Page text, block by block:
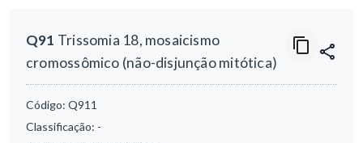
Q91 Trissomia 18, mosaicismo
cromossômico (não-disjunção mitótica)
Código: Q911
Classificação: -